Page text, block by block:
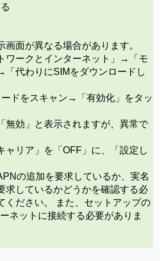
面が異なる場合があります。
ワークとインターネット」→「モ
代わりにSIMをダウンロードし
ドをスキャン→「有効化」をタッ
無効」と表示されますが、異常で
ャリア」を「 OFF」に、「設定し
の追加を要求しているか、実名
求しているかどうかを確認する必
ください。 また、セットアップの
ネットに接続する必要がありま